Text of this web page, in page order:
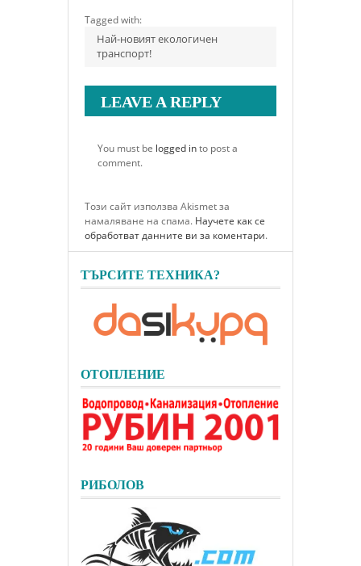
Tagged with:
Най-новият екологичен
транспорт!
LEAVE A REPLY
You must be logged into post a
comment.
Този сайт използва Akismet за
намаляване на спама. Научете как се
обработват данните ви за коментари.
ТЪРСИТЕ ТЕХНИКА?
ОТОПЛЕНИЕ
РИБОЛОВ